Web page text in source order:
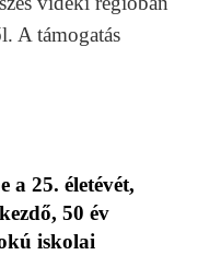
A támogatás
a 25. életévét,
50 év
iskolai